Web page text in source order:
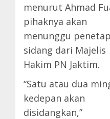
menurut Ahmad
pihaknya akan
menunggu
sidang dari Majelis
Hakim PN Jaktim.
“Satu atau dua
kedepan akan
disidangkan,”